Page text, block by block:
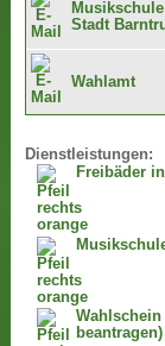
Stadt
Wahlamt
Dienstleistungen:
Freibäder
beantragen)